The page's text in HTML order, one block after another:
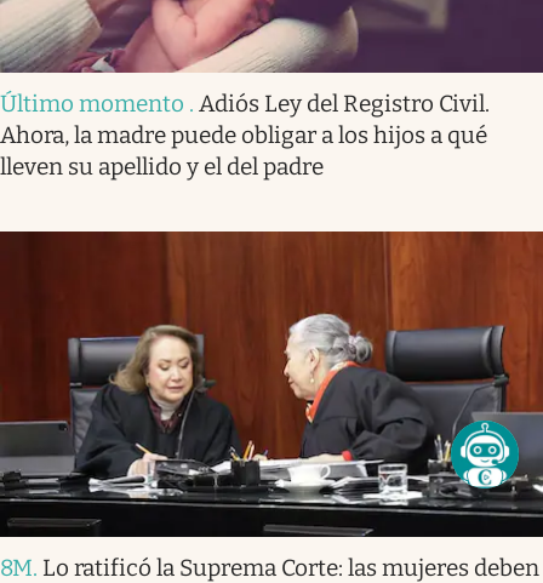
Último momento . Adiós Ley del Registro Civil.
Ahora, la madre puede obligar a los hijos a qué
lleven su apellido y el del padre
8M. Lo ratificó la Suprema Corte: las mujeres deben